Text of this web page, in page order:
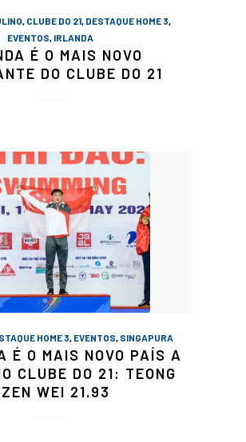
, CLUBE DO 21, DESTAQUE HOME 3,
EVENTOS, IRLANDA
É O MAIS NOVO
DO CLUBE DO 21
HOME 3, EVENTOS, SINGAPURA
É O MAIS NOVO PAÍS A
CLUBE DO 21: TEONG
WEI 21.93